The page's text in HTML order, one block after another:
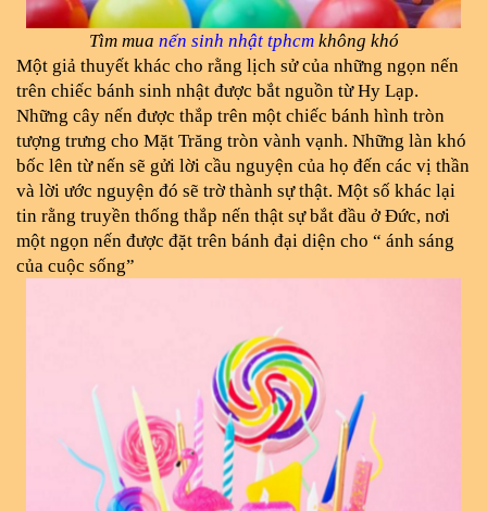
Tìm mua nến sinh nhật tphcm không khó
Một giả thuyết khác cho rằng lịch sử của những ngọn nến
trên chiếc bánh sinh nhật được bắt nguồn từ Hy Lạp.
Những cây nến được thắp trên một chiếc bánh hình tròn
tượng trưng cho Mặt Trăng tròn vành vạnh. Những làn khó
bốc lên từ nến sẽ gửi lời cầu nguyện của họ đến các vị thần
và lời ước nguyện đó sẽ trờ thành sự thật. Một số khác lại
tin rằng truyền thống thắp nến thật sự bắt đầu ở Đức, nơi
một ngọn nến được đặt trên bánh đại diện cho “ ánh sáng
của cuộc sống”